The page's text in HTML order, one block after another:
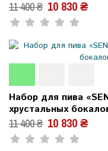
11 400 ₴ 10 830 ₴
Набор для пива
хрустальных
11 400 ₴ 10 830 ₴